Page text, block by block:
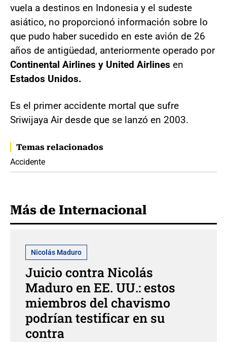
vuela a destinos en Indonesia y el sudeste
asiático, no proporcionó información sobre lo
que pudo haber sucedido en este avión de 26
años de antigüedad, anteriormente operado por
Continental Airlines y United Airlines en
Estados Unidos.
Es el primer accidente mortal que sufre
Sriwijaya Air desde que se lanzó en 2003.
Temas relacionados
Accidente
Más de Internacional
Nicolás Maduro
Juicio contra Nicolás
Maduro en EE. UU.: estos
miembros del chavismo
podrían testificar en su
contra